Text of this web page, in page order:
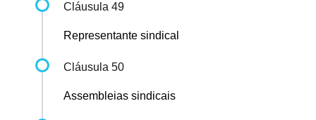
Cláusula 49
Representante sindical
Cláusula 50
Assembleias sindicais